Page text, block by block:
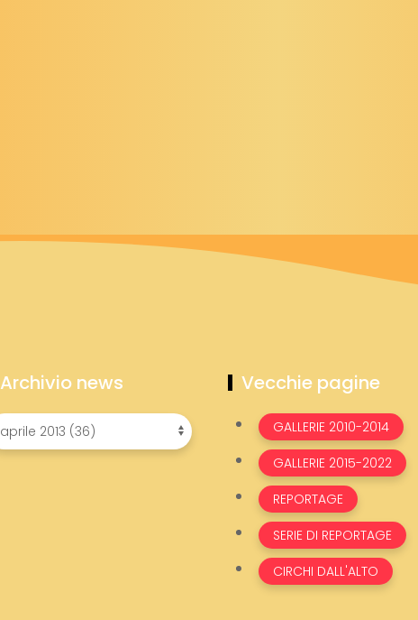
Archivio news Vecchie pagine
GALLERIE 2010-2014
GALLERIE 2015-2022
REPORTAGE
SERIE DI REPORTAGE
CIRCHI DALL'ALTO